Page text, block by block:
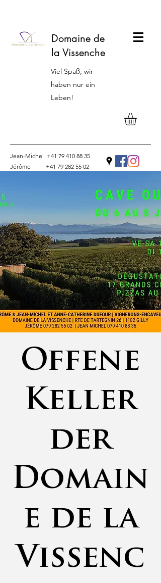
Domaine de
la Vissenche
Viel Spaß, wir
haben nur ein
Leben!
Jean-Michel +41 79 410 88 35
Jérôme +41 79 282 55 02
Offene
Keller
der
Domain
e de la
Vissenc